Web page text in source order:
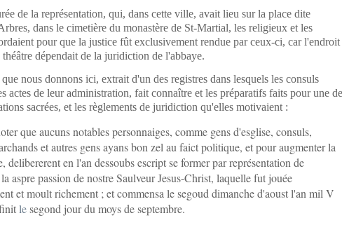
de la représentation, qui, dans cette ville, avait lieu sur la place dite
dans le cimetière du monastère de St-Martial, les religieux et les
pour que la justice fût exclusivement rendue par ceux-ci, car l'endroit
dépendait de la juridiction de l'abbaye.
nous donnons ici, extrait d'un des registres dans lesquels les consuls
actes de leur administration, fait connaître et les préparatifs faits pour une de
sacrées, et les règlements de juridiction qu'elles motivaient :
que aucuns notables personnaiges, comme gens d'esglise, consuls,
et autres gens ayans bon zel au faict politique, et pour augmenter la
delibererent en l'an dessoubs escript se former par représentation de
aspre passion de nostre Saulveur Jesus-Christ, laquelle fut jouée
et moult richement ; et commensa le segoud dimanche d'aoust l'an mil V
lesegond jour du moys de septembre.